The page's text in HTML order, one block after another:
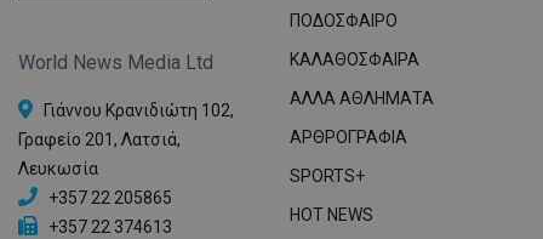
World News Media Ltd
Γιάννου Κρανιδιώτη 102,
Γραφείο 201, Λατσιά,
Λευκωσία
+357 22 205865
+357 22 374613
ΠΟΔΟΣΦΑΙΡΟ
ΚΑΛΑΘΟΣΦΑΙΡΑ
ΑΛΛΑ ΑΘΛΗΜΑΤΑ
ΑΡΘΡΟΓΡΑΦΙΑ
SPORTS+
HOT NEWS